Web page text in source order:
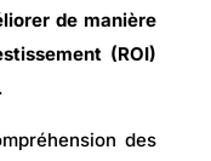
de manière
(ROI)
des